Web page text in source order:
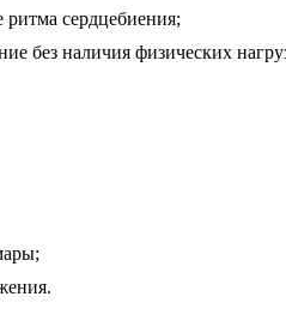
ритма сердцебиения;
без наличия физических